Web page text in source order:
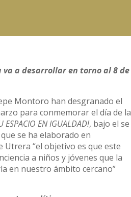
a desarrollar en torno al 8 de
Montoro han desgranado el
para conmemorar el día de la
ESPACIO EN IGUALDAD!, bajo el se
se ha elaborado en
Utrera “el objetivo es que este
a niños y jóvenes que la
en nuestro ámbito cercano”